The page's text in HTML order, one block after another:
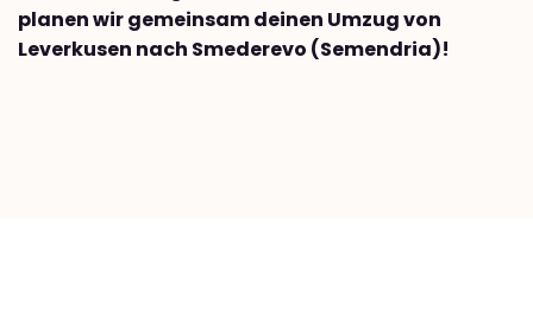
planen wir gemeinsam deinen Umzug von
Leverkusen nach Smederevo (Semendria)!